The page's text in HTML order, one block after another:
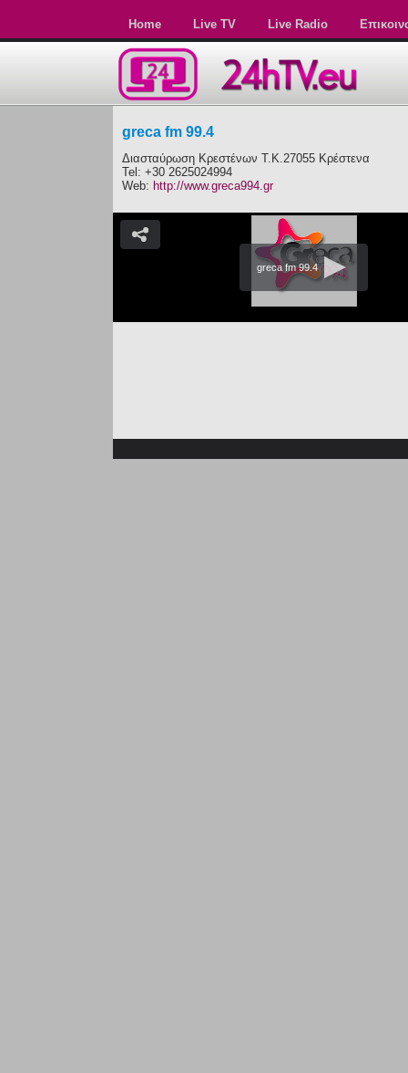
Home Live TV Live Radio
greca fm 99.4
Διασταύρωση Κρεστένων Τ.Κ.27055 Κρέστενα
Tel: +30 2625024994
Web: http://www.greca994.gr
greca fm 99.4